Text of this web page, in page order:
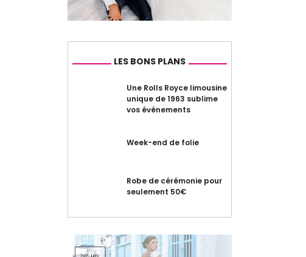
LES BONS PLANS
Une Rolls Royce limousine
unique de 1963 sublime
vos événements
Week-end de folie
Robe de cérémonie pour
seulement 50€